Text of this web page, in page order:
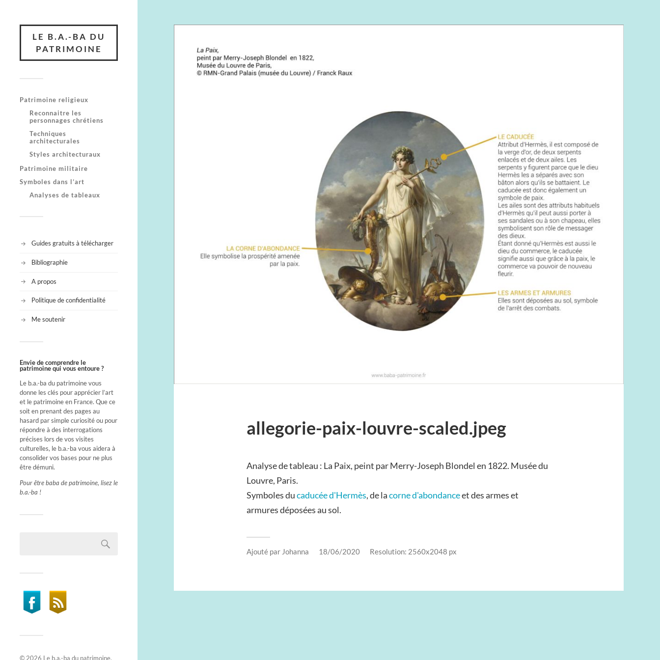
LE B.A.-BA DU
PATRIMOINE
Patrimoine religieux
Reconnaitre les
personnages chrétiens
Techniques
architecturales
Styles architecturaux
Patrimoine militaire
Symboles dans l’art
Analyses de tableaux
Guides gratuits à télécharger
Bibliographie
A propos
Politique de confidentialité
Me soutenir
Envie de comprendre le
patrimoine qui vous entoure ?
Le b.a.-ba du patrimoine vous
donne les clés pour apprécier l’art
et le patrimoine en France. Que ce
soit en prenant des pages au
hasard par simple curiosité ou pour
répondre à des interrogations
précises lors de vos visites
culturelles, le b.a.-ba vous aidera à
consolider vos bases pour ne plus
être démuni.
Pour être baba de patrimoine, lisez le
b.a.-ba !
© 2026 Le b.a.-ba du patrimoine.
allegorie-paix-louvre-scaled.jpeg
Analyse de tableau : La Paix, peint par Merry-Joseph Blondel en 1822. Musée du
Louvre, Paris.
Symboles ducaducée d'Hermès, de lacorne d'abondanceet des armes et
armures déposées au sol.
Ajouté par Johanna 18/06/2020 Resolution: 2560x2048 px